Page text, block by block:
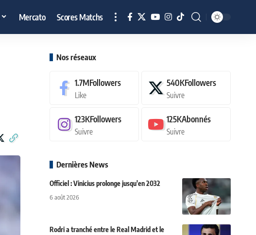
Mercato Scores Matchs
Nos réseaux
1.7MFollowers
Like
540KFollowers
Suivre
123KFollowers
Suivre
125KAbonnés
Suivre
Dernières News
Officiel : Vinicius prolonge jusqu'en 2032
6 août 2026
Rodri a tranché entre le Real Madrid et le